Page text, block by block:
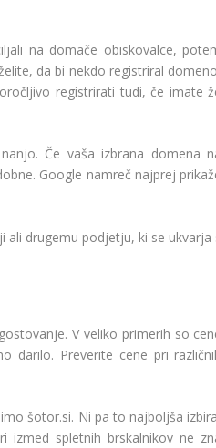
na domače obiskovalce,
da bi nekdo registriral
registrirati tudi, če imate
Če vaša izbrana domena
Google namreč najprej
ali drugemu podjetju, ki se ukvarja
V veliko primerih so
darilo. Preverite cene pri
šotor.si. Ni pa to najboljša
izmed spletnih brskalnikov ne